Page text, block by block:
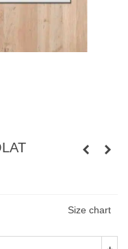
Size chart